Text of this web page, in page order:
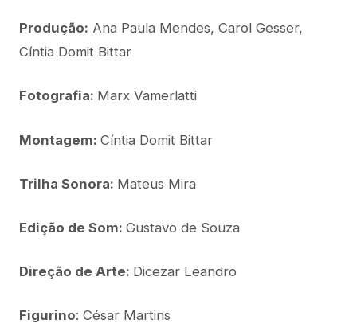
Produção: Ana Paula Mendes, Carol Gesser,
Cíntia Domit Bittar
Fotografia: Marx Vamerlatti
Montagem: Cíntia Domit Bittar
Trilha Sonora: Mateus Mira
Edição de Som: Gustavo de Souza
Direção de Arte: Dicezar Leandro
Figurino: César Martins